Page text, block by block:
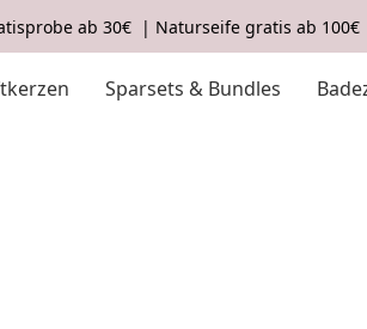
ab 30€ | Naturseife gratis ab 100€
Sparsets & Bundles